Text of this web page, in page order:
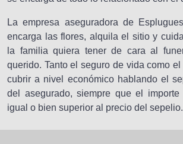
La empresa aseguradora de
encarga las flores, alquila el sitio y
la familia quiera tener de cara al
querido. Tanto el seguro de vida como
cubrir a nivel económico hablando el
del asegurado, siempre que el
igual o bien superior al precio del sepelio.